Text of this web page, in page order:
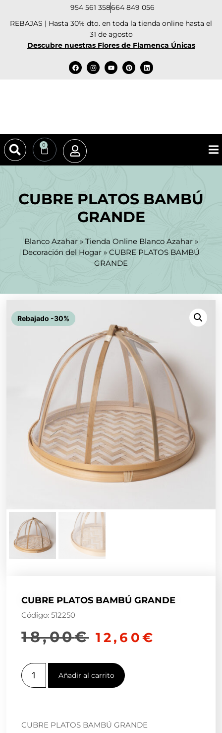
954 561 358664 849 056
REBAJAS | Hasta 30% dto. en toda la tienda online hasta el
31 de agosto
Descubre nuestras Flores de Flamenca Únicas
0
CUBRE PLATOS BAMBÚ
GRANDE
Blanco Azahar» Tienda Online Blanco Azahar»
Decoración del Hogar » CUBRE PLATOS BAMBÚ
GRANDE
Rebajado -30%
Rebajado -30%
CUBRE PLATOS BAMBÚ GRANDE
Código: 512250
18,00€ 12,60€
Añadir al carrito
CUBRE PLATOS BAMBÚ GRANDE